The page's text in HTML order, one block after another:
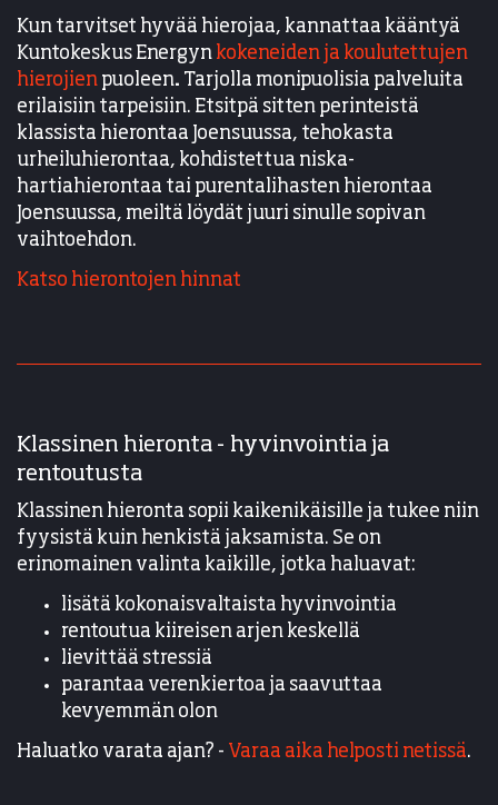
Kun tarvitset hyvää hierojaa, kannattaa kääntyä
Kuntokeskus Energyn kokeneiden ja koulutettujen
hierojien puoleen. Tarjolla monipuolisia palveluita
erilaisiin tarpeisiin. Etsitpä sitten perinteistä
klassista hierontaa Joensuussa, tehokasta
urheiluhierontaa, kohdistettua niska-
hartiahierontaa tai purentalihasten hierontaa
Joensuussa, meiltä löydät juuri sinulle sopivan
vaihtoehdon.
Katso hierontojen hinnat
Klassinen hieronta - hyvinvointia ja
rentoutusta
Klassinen hieronta sopii kaikenikäisille ja tukee niin
fyysistä kuin henkistä jaksamista. Se on
erinomainen valinta kaikille, jotka haluavat:
lisätä kokonaisvaltaista hyvinvointia
rentoutua kiireisen arjen keskellä
lievittää stressiä
parantaa verenkiertoa ja saavuttaa
kevyemmän olon
Haluatko varata ajan? - Varaa aika helposti netissä.